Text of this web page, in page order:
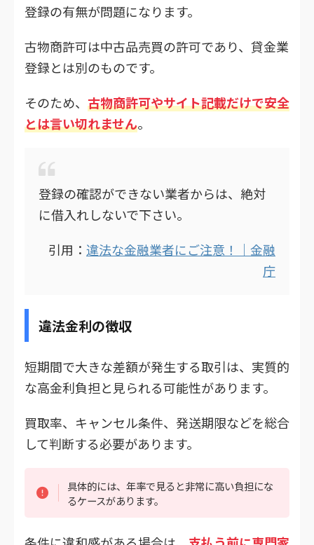
登録の有無が問題になります。
古物商許可は中古品売買の許可であり、貸金業
登録とは別のものです。
そのため、 古物商許可やサイト記載だけで安全
とは言い切れません。
登録の確認ができない業者からは、絶対
に借入れしないで下さい。
引用： 違法な金融業者にご注意！｜金融
庁
違法金利の徴収
短期間で大きな差額が発生する取引は、実質的
な高金利負担と見られる可能性があります。
買取率、キャンセル条件、発送期限などを総合
して判断する必要があります。
具体的には、年率で見ると非常に高い負担にな
るケースがあります。